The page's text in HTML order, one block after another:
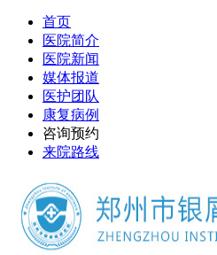
首页
医院简介
医院新闻
媒体报道
医护团队
康复病例
咨询预约
来院路线